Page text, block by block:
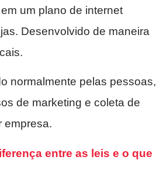
um plano de internet
Desenvolvido de maneira
normalmente pelas pessoas,
de marketing e coleta de
empresa.
entre as leis e o que